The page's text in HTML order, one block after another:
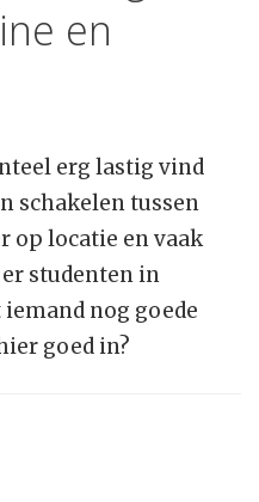
en
erg lastig vind
schakelen tussen
op locatie en vaak
studenten in
nog goede
goed in?